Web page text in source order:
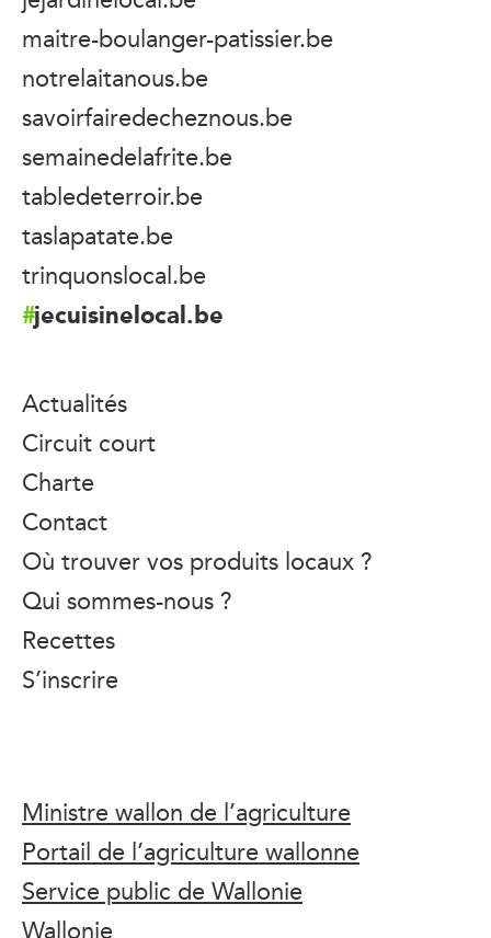
maitre-boulanger-patissier.be
notrelaitanous.be
savoirfairedecheznous.be
semainedelafrite.be
tabledeterroir.be
taslapatate.be
trinquonslocal.be
jecuisinelocal.be
Actualités
Circuit court
Charte
Contact
Où trouver vos produits locaux ?
Qui sommes-nous ?
Recettes
S’inscrire
Ministre wallon de l’agriculture
Portail de l’agriculture wallonne
Service public de Wallonie
Wallonie